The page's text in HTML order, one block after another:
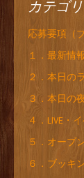
カテゴ
応募要項（
１．最新情
２．本日の
３．本日の
４．LIVE・
５．オープ
６．ブッキ